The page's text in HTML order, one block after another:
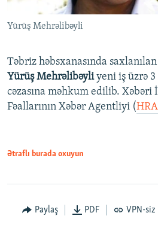
Yürüş Mehrəlibəyli
Təbriz həbsxanasında
Yürüş Mehrəlibəyliyeni iş üzrə 3
cəzasına məhkum edilib. Xəbəri
Fəallarının Xəbər Agentliyi (
Ətraflı burada oxuyun
Paylaş PDF VPN-siz